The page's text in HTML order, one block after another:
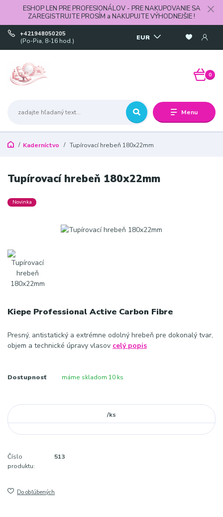
ESHOP LEN PRE PROFESIONÁLOV - PRE NAKUPOVANIE SA
ZAREGISTRUJTE PROSÍM a NAKUPUJTE VÝHODNEJŠIE !
Menu
EUR
+421948050205
(Po-Pia, 8-16 hod.)
0
Kaderníctvo Tupírovací hrebeň 180x22mm
Tupírovací hrebeň 180x22mm
Novinka
Kiepe Professional Active Carbon Fibre
Presný, antistatický a extrémne odolný hrebeň pre dokonalý tvar,
objem a technické úpravy vlasov celý popis
Dostupnosť máme skladom 10 ks
/ks
Číslo
produktu:
513
Do obľúbených